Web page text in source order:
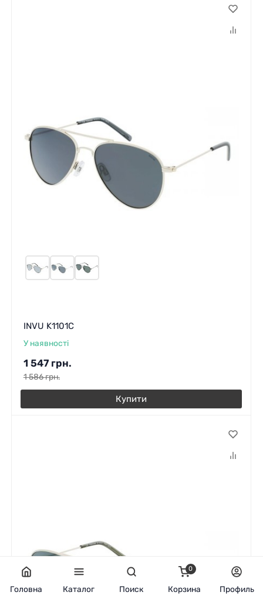
INVU K1101C
У наявності
1 547 грн.
1 586грн.
Купити
Головна Каталог Поиск
0
Корзина Профиль